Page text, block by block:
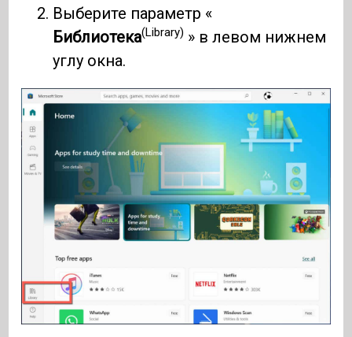
Выберите параметр «
Библиотека(Library) » в левом нижнем
углу окна.